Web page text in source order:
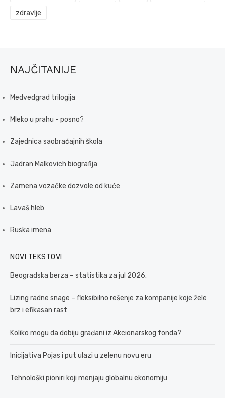
zdravlje
NAJČITANIJE
Medvedgrad trilogija
Mleko u prahu - posno?
Zajednica saobraćajnih škola
Jadran Malkovich biografija
Zamena vozačke dozvole od kuće
Lavaš hleb
Ruska imena
NOVI TEKSTOVI
Beogradska berza – statistika za jul 2026.
Lizing radne snage – fleksibilno rešenje za kompanije koje žele
brz i efikasan rast
Koliko mogu da dobiju građani iz Akcionarskog fonda?
Inicijativa Pojas i put ulazi u zelenu novu eru
Tehnološki pioniri koji menjaju globalnu ekonomiju